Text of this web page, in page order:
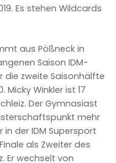
Es stehen Wildcards
aus Pößneck in
Saison IDM-
die zweite Saisonhälfte
Winkler ist 17
Der Gymnasiast
mehr
der IDM Supersport
als Zweiter des
Er wechselt von